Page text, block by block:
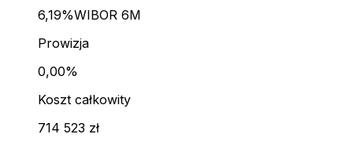
6,19%WIBOR 6M
Prowizja
0,00%
Koszt całkowity
714 523 zł